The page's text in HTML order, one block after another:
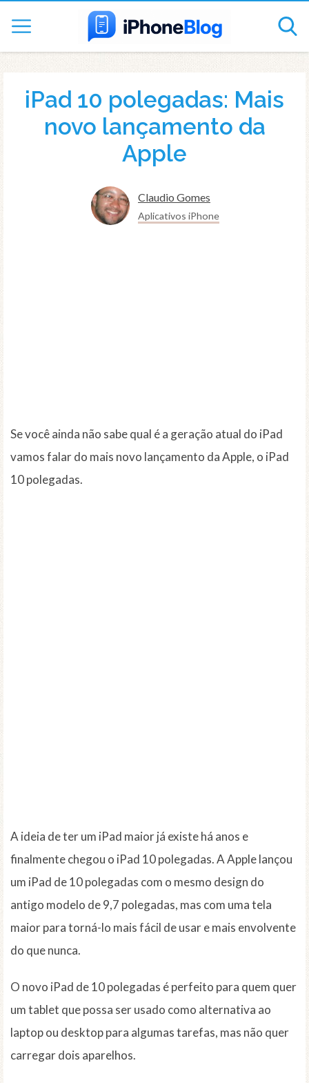
iPad 10 polegadas: Mais
novo lançamento da
Apple
Claudio Gomes
Aplicativos iPhone
Se você ainda não sabe qual é a geração atual do iPad
vamos falar do mais novo lançamento da Apple, o iPad
10 polegadas.
A ideia de ter um iPad maior já existe há anos e
finalmente chegou o iPad 10 polegadas. A Apple lançou
um iPad de 10 polegadas com o mesmo design do
antigo modelo de 9,7 polegadas, mas com uma tela
maior para torná-lo mais fácil de usar e mais envolvente
do que nunca.
O novo iPad de 10 polegadas é perfeito para quem quer
um tablet que possa ser usado como alternativa ao
laptop ou desktop para algumas tarefas, mas não quer
carregar dois aparelhos.